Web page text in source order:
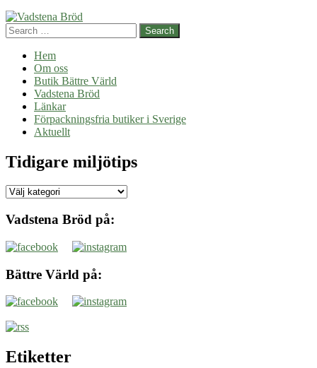
vision
Search
Hem
Om oss
Butik Bättre Värld
Vadstena Bröd
Länkar
Förpackningsfria butiker i Sverige
Aktuellt
Tidigare miljötips
Tidigare
Vadstena Bröd på:
Bättre Värld på:
Etiketter